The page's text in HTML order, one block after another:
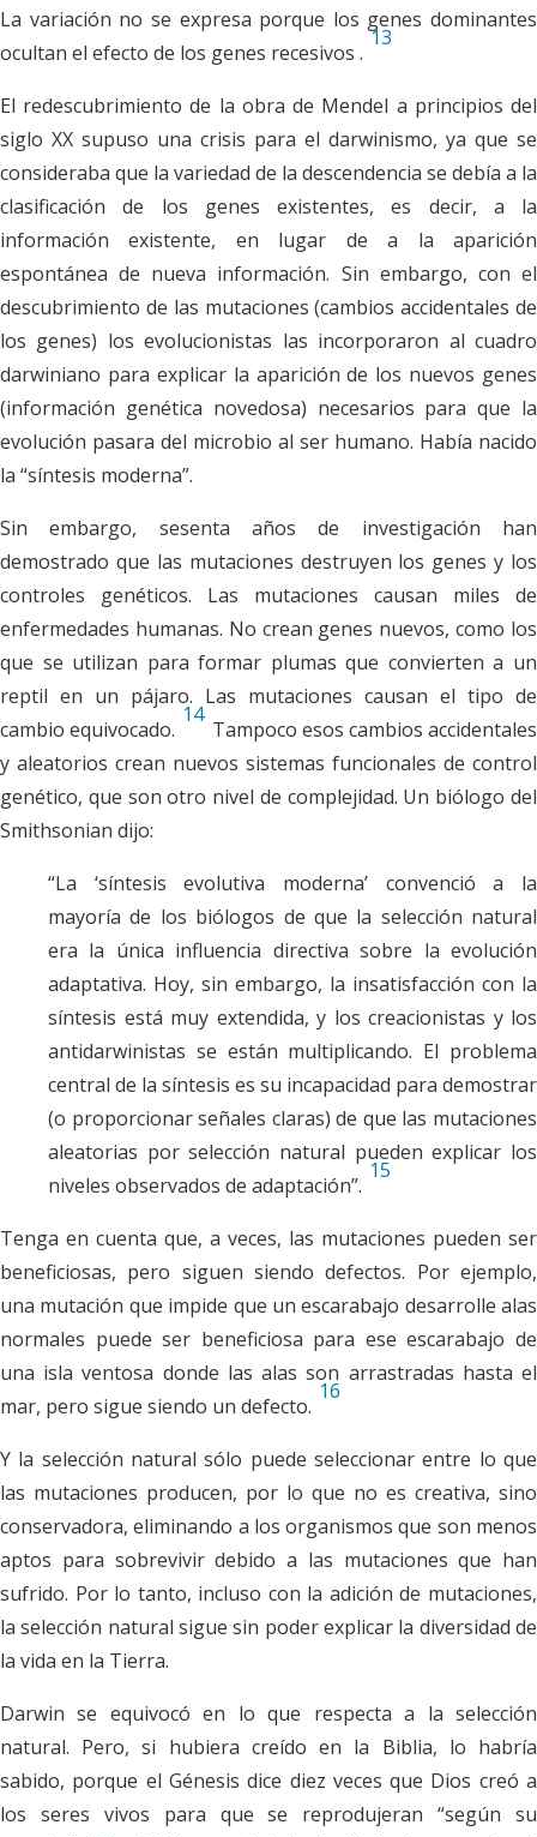
La variación no se expresa porque los genes dominantes
ocultan el efecto de los genes recesivos .
13
El redescubrimiento de la obra de Mendel a principios del
siglo XX supuso una crisis para el darwinismo, ya que se
consideraba que la variedad de la descendencia se debía a la
clasificación de los genes existentes, es decir, a la
información existente, en lugar de a la aparición
espontánea de nueva información. Sin embargo, con el
descubrimiento de las mutaciones (cambios accidentales de
los genes) los evolucionistas las incorporaron al cuadro
darwiniano para explicar la aparición de los nuevos genes
(información genética novedosa) necesarios para que la
evolución pasara del microbio al ser humano. Había nacido
la “síntesis moderna”.
Sin embargo, sesenta años de investigación han
demostrado que las mutaciones destruyen los genes y los
controles genéticos. Las mutaciones causan miles de
enfermedades humanas. No crean genes nuevos, como los
que se utilizan para formar plumas que convierten a un
reptil en un pájaro. Las mutaciones causan el tipo de
cambio equivocado.
14
Tampoco esos cambios accidentales
y aleatorios crean nuevos sistemas funcionales de control
genético, que son otro nivel de complejidad. Un biólogo del
Smithsonian dijo:
“La ‘síntesis evolutiva moderna’ convenció a la
mayoría de los biólogos de que la selección natural
era la única influencia directiva sobre la evolución
adaptativa. Hoy, sin embargo, la insatisfacción con la
síntesis está muy extendida, y los creacionistas y los
antidarwinistas se están multiplicando. El problema
central de la síntesis es su incapacidad para demostrar
(o proporcionar señales claras) de que las mutaciones
aleatorias por selección natural pueden explicar los
niveles observados de adaptación”.
15
Tenga en cuenta que, a veces, las mutaciones pueden ser
beneficiosas, pero siguen siendo defectos. Por ejemplo,
una mutación que impide que un escarabajo desarrolle alas
normales puede ser beneficiosa para ese escarabajo de
una isla ventosa donde las alas son arrastradas hasta el
mar, pero sigue siendo un defecto.
16
Y la selección natural sólo puede seleccionar entre lo que
las mutaciones producen, por lo que no es creativa, sino
conservadora, eliminando a los organismos que son menos
aptos para sobrevivir debido a las mutaciones que han
sufrido. Por lo tanto, incluso con la adición de mutaciones,
la selección natural sigue sin poder explicar la diversidad de
la vida en la Tierra.
Darwin se equivocó en lo que respecta a la selección
natural. Pero, si hubiera creído en la Biblia, lo habría
sabido, porque el Génesis dice diez veces que Dios creó a
los seres vivos para que se reprodujeran “según su